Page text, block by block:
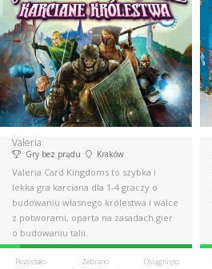
Valeria
Gry bez prądu Kraków
Valeria Card Kingdoms to szybka i
lekka gra karciana dla 1-4 graczy o
budowaniu własnego królestwa i walce
z potworami, oparta na zasadach gier
o budowaniu talii.
Pozostało Zebrano Osiągnięto